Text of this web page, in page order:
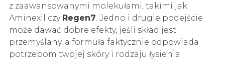
z zaawansowanymi molekułami, takimi jak
Aminexil czy Regen7 . Jedno i drugie podejście
może dawać dobre efekty, jeśli skład jest
przemyślany, a formuła faktycznie odpowiada
potrzebom twojej skóry i rodzaju łysienia.